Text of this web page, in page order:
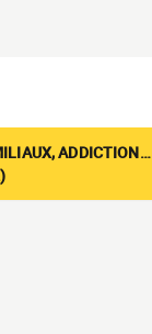
ADDICTION…